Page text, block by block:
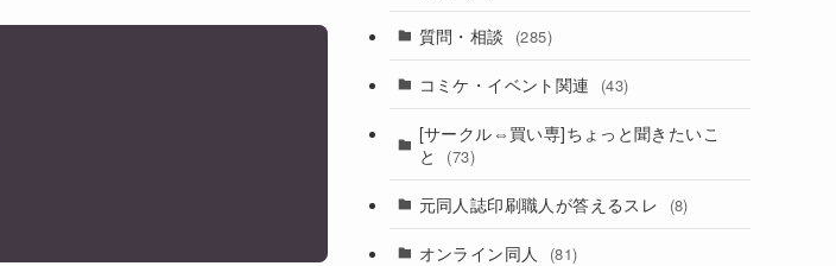
がし始めたので、夫経由で「ガ
質問・相談 (285)
コミケ・イベント関連 (43)
[サークル⇔買い専]ちょっと聞きたいこ
と
(73)
元同人誌印刷職人が答えるスレ (8)
オンライン同人 (81)